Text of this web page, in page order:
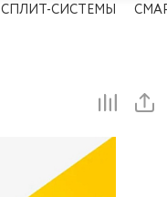
СПЛИТ-СИСТЕМЫ